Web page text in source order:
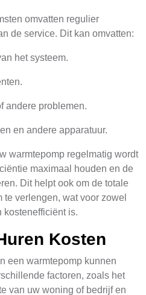
omvatten regulier
de service. Dit kan omvatten:
het systeem.
andere problemen.
en andere apparatuur.
warmtepomp regelmatig wordt
maximaal houden en de
Dit helpt ook om de totale
te verlengen, wat voor zowel
kostenefficiënt is.
Kosten
een warmtepomp kunnen
factoren, zoals het
van uw woning of bedrijf en